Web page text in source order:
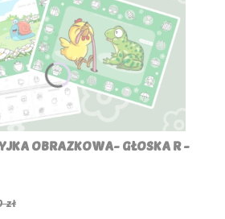
OBRAZKOWA- GŁOSKA R -
zł